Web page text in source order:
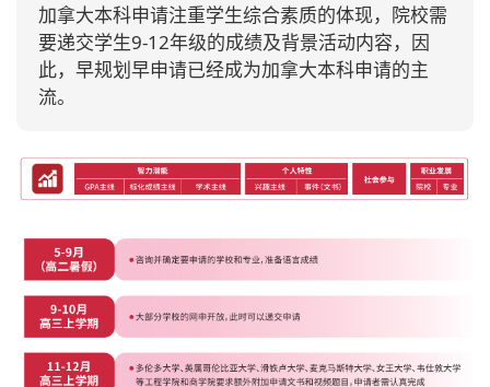
加拿大本科申请注重学生综合素质的体现，院校需
要递交学生9-12年级的成绩及背景活动内容，因
此，早规划早申请已经成为加拿大本科申请的主
流。